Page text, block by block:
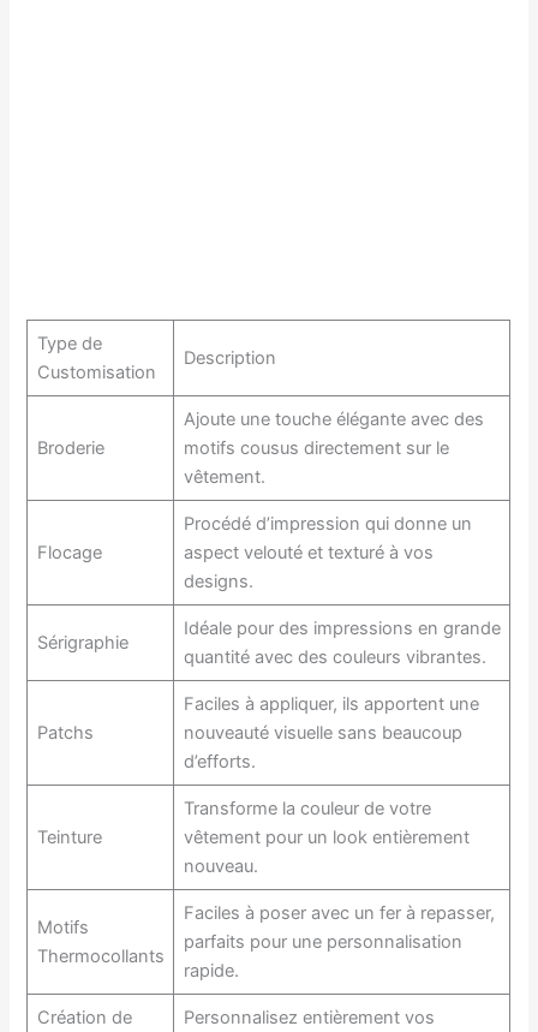
Type de
Customisation
Description
Broderie
Ajoute une touche élégante avec des
motifs cousus directement sur le
vêtement.
Flocage
Procédé d’impression qui donne un
aspect velouté et texturé à vos
designs.
Sérigraphie
Idéale pour des impressions en grande
quantité avec des couleurs vibrantes.
Patchs
Faciles à appliquer, ils apportent une
nouveauté visuelle sans beaucoup
d’efforts.
Teinture
Transforme la couleur de votre
vêtement pour un look entièrement
nouveau.
Motifs
Thermocollants
Faciles à poser avec un fer à repasser,
parfaits pour une personnalisation
rapide.
Création de
Personnalisez entièrement vos